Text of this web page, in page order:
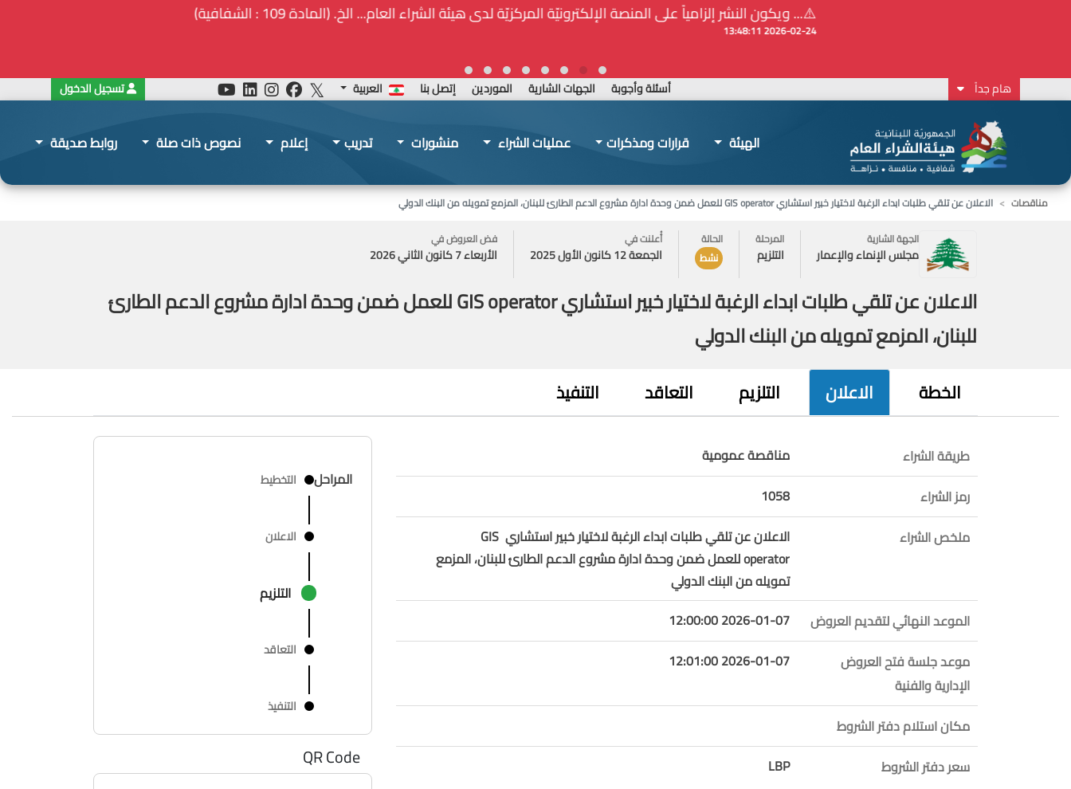
⚠️... ويكون النشر إلزامياً على المنصة الإلكترونيّة المركزيّة لدى هيئة الشراء العام... الخ. (المادة 109 : الشفافية)
هام جداً أسئلة وأجوبة الجهات الشارية الموردين إتصل بنا العربية تسجيل الدخول
الهيئة قرارات ومذكرات عمليات الشراء منشورات تدريب إعلام نصوص ذات صلة روابط صديقة
مناقصات
الاعلان عن تلقي طلبات ابداء الرغبة لاختيار خبير استشاري GIS operator للعمل ضمن وحدة ادارة مشروع الدعم الطارئ للبنان، المزمع تمويله من البنك الدولي
الجهة الشارية
مجلس الإنماء والإعمار
المرحلة
التلزيم
الحالة
نشط
أُعلنت في
الجمعة 12 كانون الأول 2025
فض العروض في
الأربعاء 7 كانون الثاني 2026
الاعلان عن تلقي طلبات ابداء الرغبة لاختيار خبير استشاري GIS operator للعمل ضمن وحدة ادارة مشروع الدعم الطارئ
للبنان، المزمع تمويله من البنك الدولي
الخطة الاعلان التلزيم التعاقد التنفيذ
طريقة الشراء
مناقصة عمومية
رمز الشراء
1058
ملخص الشراء
الاعلان عن تلقي طلبات ابداء الرغبة لاختيار خبير استشاري GIS
operator للعمل ضمن وحدة ادارة مشروع الدعم الطارئ للبنان، المزمع
تمويله من البنك الدولي
الموعد النهائي لتقديم العروض
2026-01-07 12:00:00
موعد جلسة فتح العروض
الإدارية والفنية
2026-01-07 12:01:00
مكان استلام دفتر الشروط
سعر دفتر الشروط
LBP
المراحل التخطيط
الاعلان
التلزيم
التعاقد
التنفيذ
QR Code